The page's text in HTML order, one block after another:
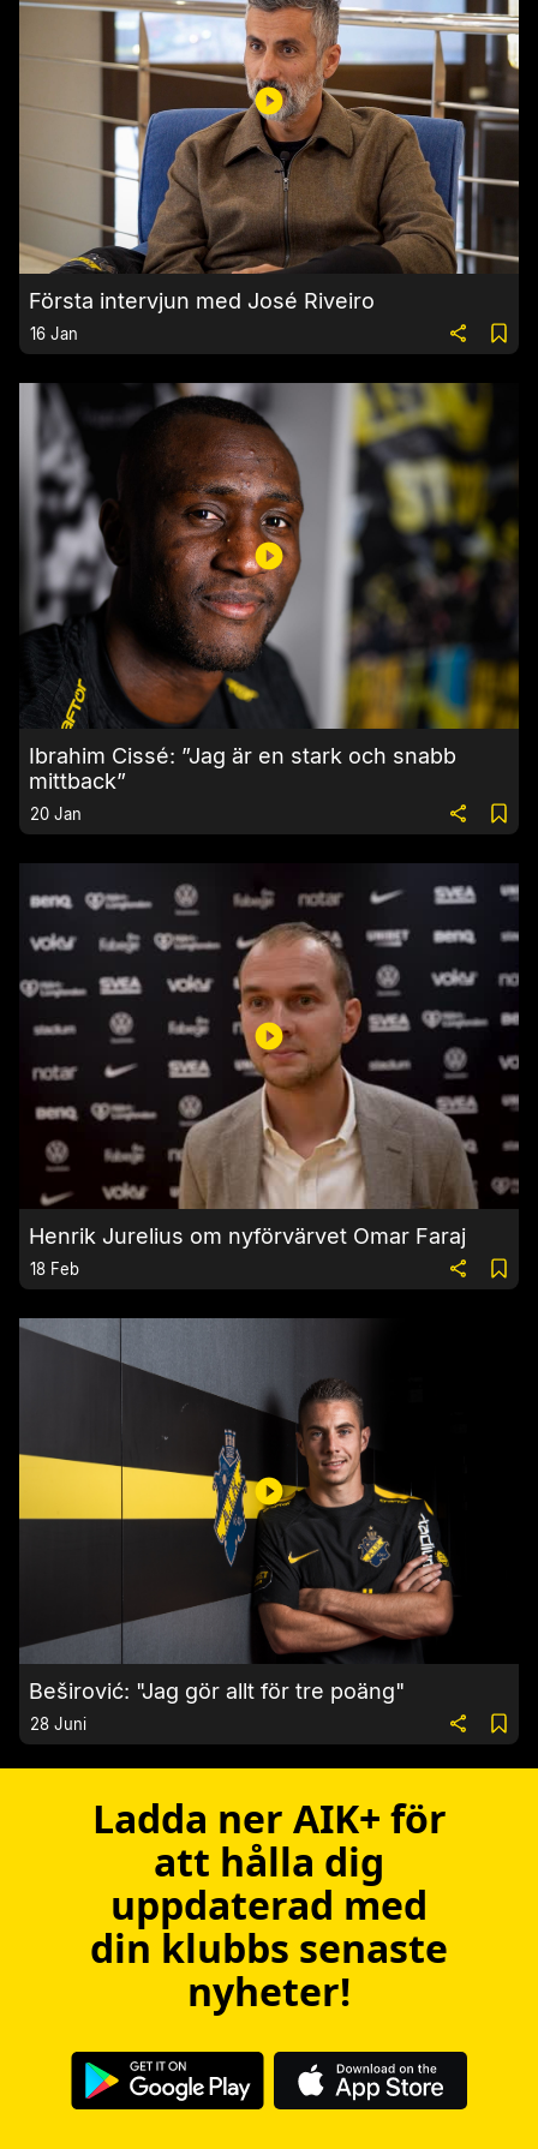
Första intervjun med José Riveiro
16 Jan
Ibrahim Cissé: ”Jag är en stark och snabb
mittback”
20 Jan
Henrik Jurelius om nyförvärvet Omar Faraj
18 Feb
Beširović: "Jag gör allt för tre poäng"
28 Juni
Ladda ner AIK+ för
att hålla dig
uppdaterad med
din klubbs senaste
nyheter!